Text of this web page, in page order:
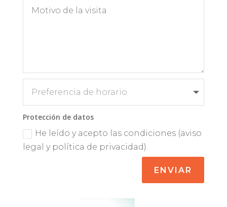
Protección de datos
He leído y acepto las condiciones (aviso
legal y política de privacidad).
ENVIAR